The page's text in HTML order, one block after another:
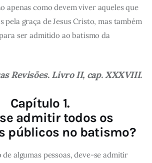
apenas como devem viver aqueles que
pela graça de Jesus Cristo, mas também
ser admitido ao batismo da
Revisões. Livro II, cap. XXXVIII.
Capítulo 1.
admitir todos os
públicos no batismo?
de algumas pessoas, deve-se admitir